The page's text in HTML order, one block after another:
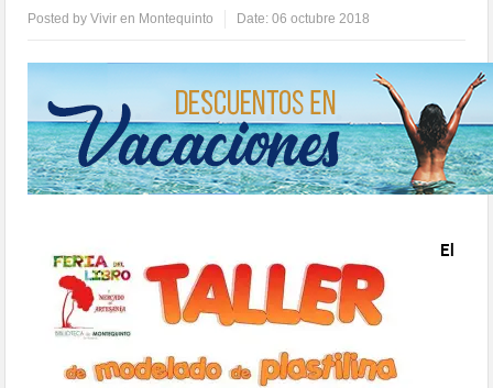
Posted byVivir en Montequinto Date:06 octubre 2018
El